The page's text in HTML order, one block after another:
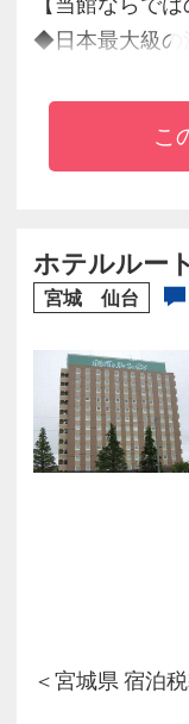
◆日本最大級の
◆四季折々の眺
をふんだんに活
オリジナルワ
◆八甲田ロープ
◆青森駅 → 八甲
こ
ホテルルー
宮城 仙台
＜宮城県 宿泊